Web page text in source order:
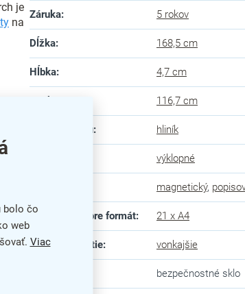
bolo čo
web
Viac
je
na
je v
Záruka: 5 rokov
Dĺžka: 168,5 cm
Hĺbka: 4,7 cm
Výška 116,7 cm
Materiál rámu: hliník
výklopné
magnetický,
Uspôsobené pre formát: 21 x A4
Vhodné využitie: vonkajšie
bezpečnostné sklo